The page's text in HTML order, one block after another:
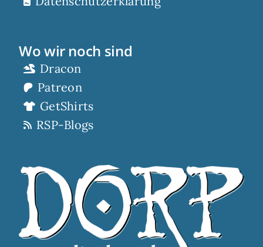
Wo wir noch sind
Dracon
Patreon
GetShirts
RSP-Blogs